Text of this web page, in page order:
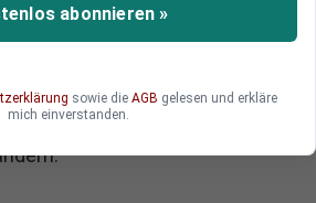
Sollte das Projekt
abonnieren »
sowie die AGB gelesen und erkläre
mich einverstanden.